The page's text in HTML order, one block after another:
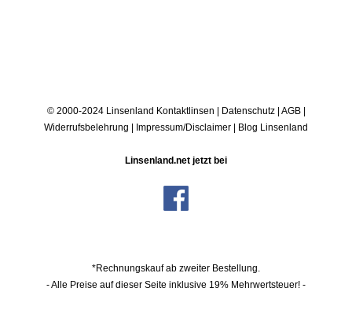
© 2000-2024 Linsenland Kontaktlinsen | Datenschutz| AGB|
Widerrufsbelehrung | Impressum/Disclaimer | Blog Linsenland
Linsenland.net jetzt bei
*Rechnungskauf ab zweiter Bestellung.
- Alle Preise auf dieser Seite inklusive 19% Mehrwertsteuer! -